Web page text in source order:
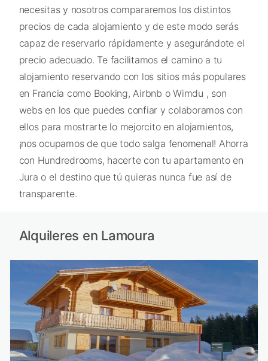
necesitas y nosotros compararemos los distintos
precios de cada alojamiento y de este modo serás
capaz de reservarlo rápidamente y asegurándote el
precio adecuado. Te facilitamos el camino a tu
alojamiento reservando con los sitios más populares
en Francia como Booking, Airbnb o Wimdu , son
webs en los que puedes confiar y colaboramos con
ellos para mostrarte lo mejorcito en alojamientos,
¡nos ocupamos de que todo salga fenomenal! Ahorra
con Hundredrooms, hacerte con tu apartamento en
Jura o el destino que tú quieras nunca fue así de
transparente.
Alquileres en Lamoura